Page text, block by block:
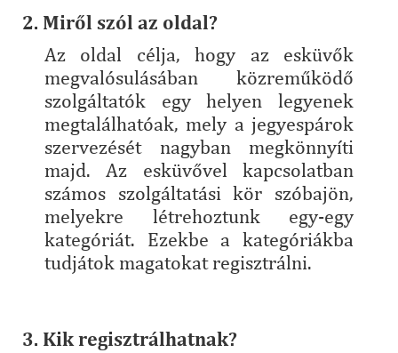
2. Miről szól az oldal?
Az oldal célja, hogy az esküvők
megvalósulásában közreműködő
szolgáltatók egy helyen legyenek
megtalálhatóak, mely a jegyespárok
szervezését nagyban megkönnyíti
majd. Az esküvővel kapcsolatban
számos szolgáltatási kör szóbajön,
melyekre létrehoztunk egy-egy
kategóriát. Ezekbe a kategóriákba
tudjátok magatokat regisztrálni.
3. Kik regisztrálhatnak?